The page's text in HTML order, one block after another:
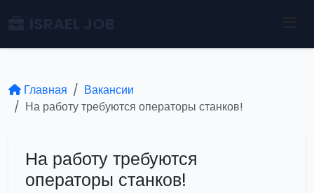
Главная
Вакансии
На работу требуются операторы станков!
На работу требуются
операторы станков!